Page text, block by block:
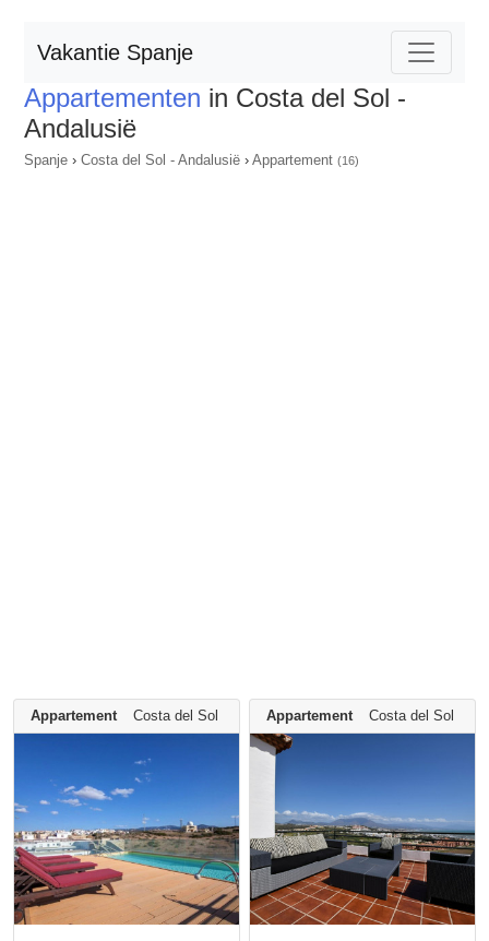
Vakantie Spanje
Appartementen in Costa del Sol -
Andalusië
Spanje › Costa del Sol - Andalusië › Appartement (16)
Appartement Costa del Sol - AndalusiëAppartement Costa del Sol -